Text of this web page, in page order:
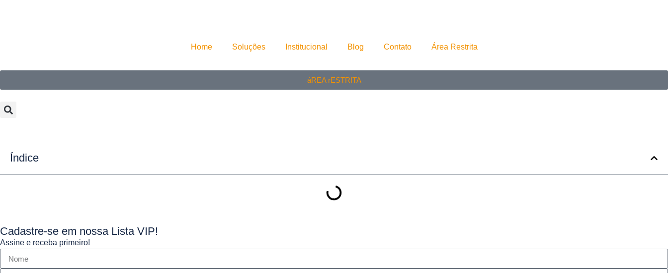
Home Soluções Institucional Blog Contato Área Restrita
áREA rESTRITA
Índice
Cadastre-se em nossa Lista VIP!
Assine e receba primeiro!